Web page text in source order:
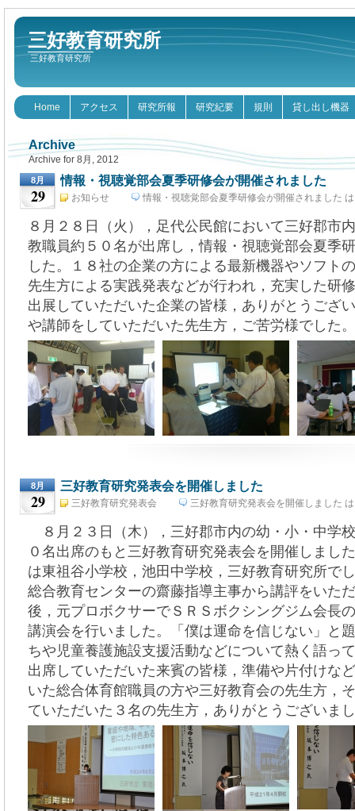
三好教育研究所
三好教育研究所
Home アクセス 研究所報 研究紀要 規則 貸し出し機器
Archive
Archive for 8月, 2012
8月
29
情報・視聴覚部会夏季研修会が開催されました
情報・視聴覚部会夏季研修会が開催されました は
お知らせ
８月２８日（火），足代公民館において三好郡市
教職員約５０名が出席し，情報・視聴覚部会夏季
した。１８社の企業の方による最新機器やソフト
先生方による実践発表などが行われ，充実した研
出展していただいた企業の皆様，ありがとうござ
や講師をしていただいた先生方，ご苦労様でした。
8月
29
三好教育研究発表会を開催しました
三好教育研究発表会を開催しました は
三好教育研究発表会
８月２３日（木），三好郡市内の幼・小・中学
０名出席のもと三好教育研究発表会を開催しまし
は東祖谷小学校，池田中学校，三好教育研究所で
総合教育センターの齋藤指導主事から講評をいた
後，元プロボクサーでＳＲＳボクシングジム会長
講演会を行いました。「僕は運命を信じない」と
ちや児童養護施設支援活動などについて熱く語っ
出席していただいた来賓の皆様，準備や片付けな
いた総合体育館職員の方や三好教育会の先生方，
ていただいた３名の先生方，ありがとうございま